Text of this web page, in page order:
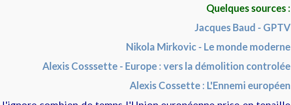
Quelques sources :
Jacques Baud - GPTV
Nikola Mirkovic - Le monde moderne
Alexis Cosssette - Europe : vers la démolition controlée
Alexis Cossette : L'Ennemi européen